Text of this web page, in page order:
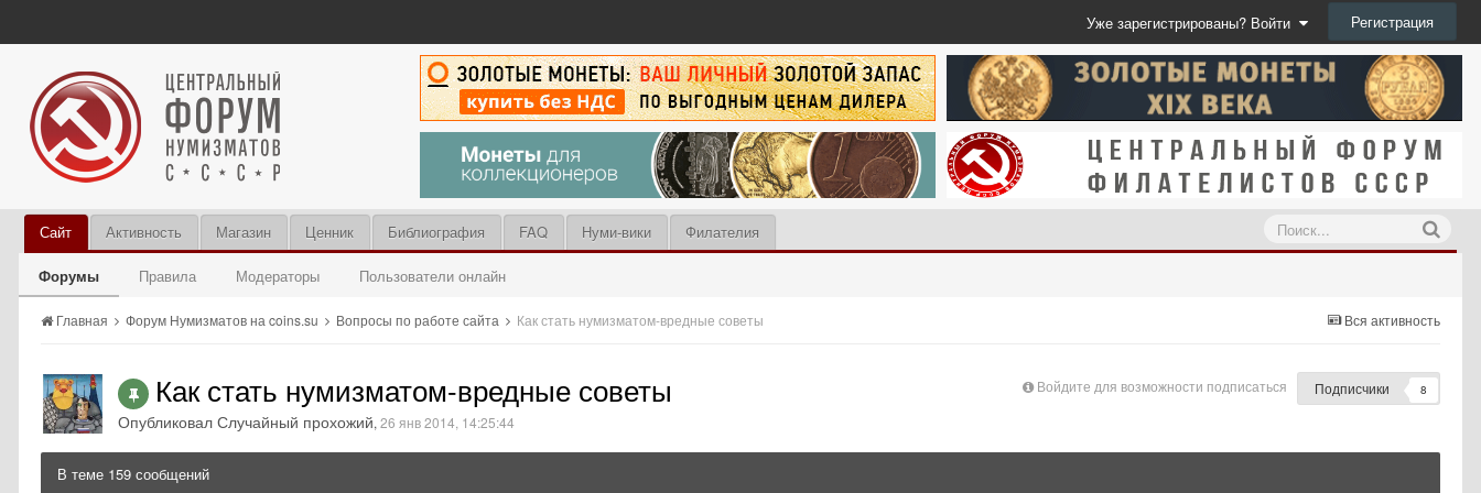
Уже зарегистрированы? Войти Регистрация
Сайт
Форумы Правила Модераторы Пользователи онлайн
Активность Магазин Ценник Библиография FAQ Нуми-вики Филателия
Вся активность
Главная Форум Нумизматов на coins.su Вопросы по работе сайта Как стать нумизматом-вредные советы
Войдите для возможности подписаться Подписчики 8
Как стать нумизматом-вредные советы
Опубликовал Случайный прохожий, 26 янв 2014, 14:25:44
В теме 159 сообщений